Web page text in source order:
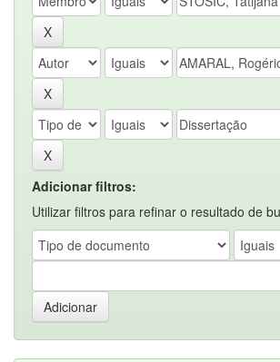
Adicionar filtros:
Utilizar filtros para refinar o resultado de